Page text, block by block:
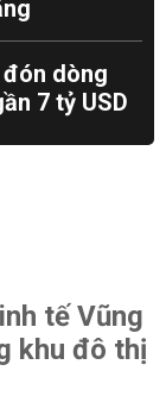
dòng
7 tỷ USD
tế Vũng
khu đô thị